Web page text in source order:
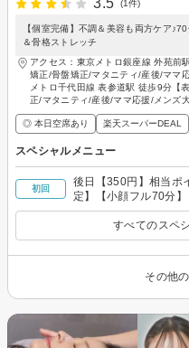
3.5
(1件)
【個室完備】不調＆美容も両方ケア
＆骨格ストレッチ
アクセス：東京メトロ銀座線 外苑前
矯正/骨盤矯正/マタニティ/産後/ママ
メトロ千代田線 表参道駅 徒歩9分【
正/マタニティ/産後/ママ応援/メンズ
◎ 本日空席あり 楽天スーパーDEAL
スペシャルメニュー
初回
後日【350円】相当ポ
定】【小顔フル70分
+顔脂肪分解+リンパ
すべてのスペ
その他